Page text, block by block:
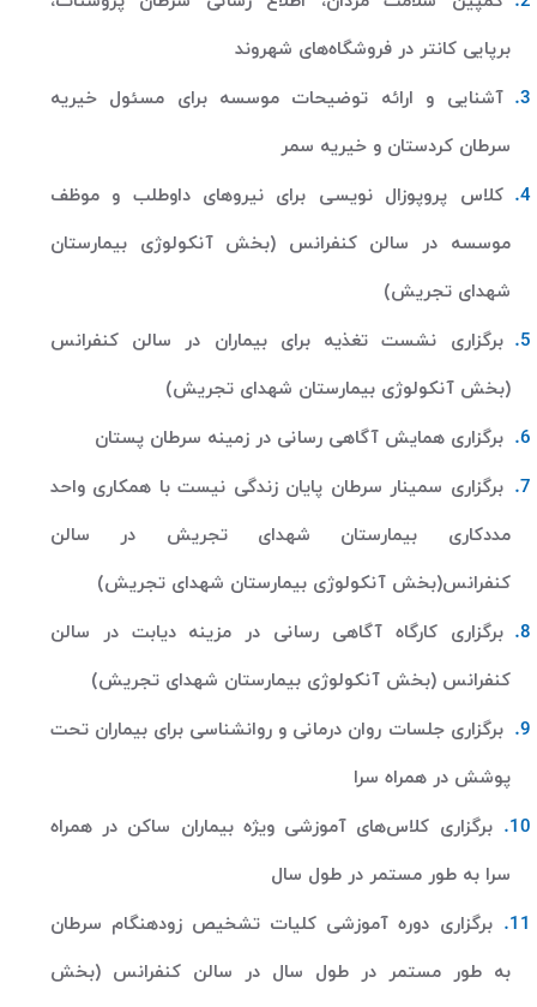
برپایی کانتر در فروشگاه‌های شهروند
آشنایی و ارائه توضیحات موسسه برای مسئول خیریه
سرطان کردستان و خیریه سمر
کلاس پروپوزال نویسی برای نیروهای داوطلب و موظف
موسسه در سالن کنفرانس (بخش آنکولوژی بیمارستان
شهدای تجریش)
برگزاری نشست تغذیه برای بیماران در سالن کنفرانس
(بخش آنکولوژی بیمارستان شهدای تجریش)
برگزاری همایش آگاهی رسانی در زمینه سرطان پستان
برگزاری سمینار سرطان پایان زندگی نیست با همکاری واحد
مددکاری بیمارستان شهدای تجریش در سالن
کنفرانس(بخش آنکولوژی بیمارستان شهدای تجریش)
برگزاری کارگاه آگاهی رسانی در مزینه دیابت در سالن
کنفرانس (بخش آنکولوژی بیمارستان شهدای تجریش)
برگزاری جلسات روان درمانی و روانشناسی برای بیماران تحت
پوشش در همراه سرا
برگزاری کلاس‌های آموزشی ویژه بیماران ساکن در همراه
سرا به طور مستمر در طول سال
برگزاری دوره آموزشی کلیات تشخیص زودهنگام سرطان
به طور مستمر در طول سال در سالن کنفرانس (بخش